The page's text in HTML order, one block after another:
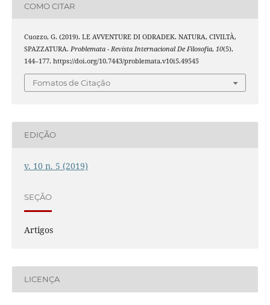
COMO CITAR
Cuozzo, G. (2019). LE AVVENTURE DI ODRADEK. NATURA, CIVILTÀ,
SPAZZATURA. Problemata - Revista Internacional De Filosofia, 10(5),
144–177. https://doi.org/10.7443/problemata.v10i5.49545
Fomatos de Citação
EDIÇÃO
v. 10 n. 5 (2019)
SEÇÃO
Artigos
LICENÇA